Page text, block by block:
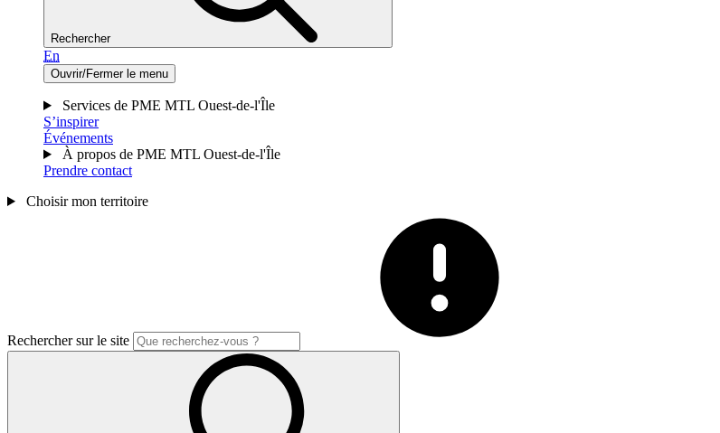
Rechercher
En
Ouvrir/Fermer le menu
Services de PME MTL Ouest-de-l'Île
S’inspirer
Événements
À propos de PME MTL Ouest-de-l'Île
Prendre contact
Choisir mon territoire
Rechercher sur le site